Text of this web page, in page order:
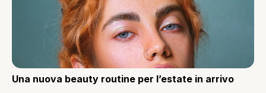
Una nuova beauty routine per l’estate in arrivo